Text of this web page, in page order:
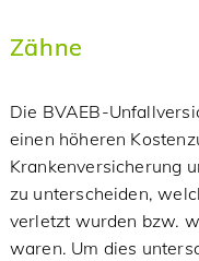
Zähne
Die BVAEB-
einen höheren
Krankenversicherung
zu unterscheiden,
verletzt wurden bzw.
waren. Um dies